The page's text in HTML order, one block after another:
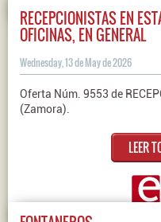
RECEPCIONISTAS EN
OFICINAS, EN GENERAL
Wednesday, 13 de May de 2026
Oferta Núm. 9553 de
(Zamora).
LEER